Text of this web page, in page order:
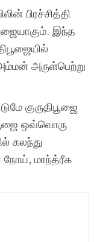
பிரச்சித்தி
இந்த
அருள்பெற்று
குருதிபூஜை
ஒவ்வொரு
கலந்து
மாந்த்ரீக